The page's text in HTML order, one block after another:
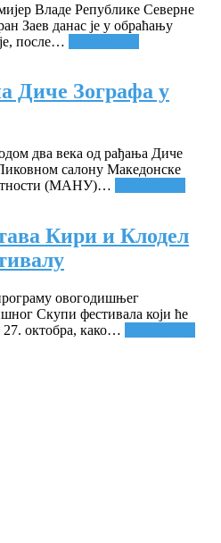
Владе Републике Северне
Заев данас је у обраћању
после…
Диче Зографа у
два века од рађања Диче
салону Македонске
(МАНУ)…
Кири и Клодел
овогодишњег
Скупи фестивала који ће
октобра, како…